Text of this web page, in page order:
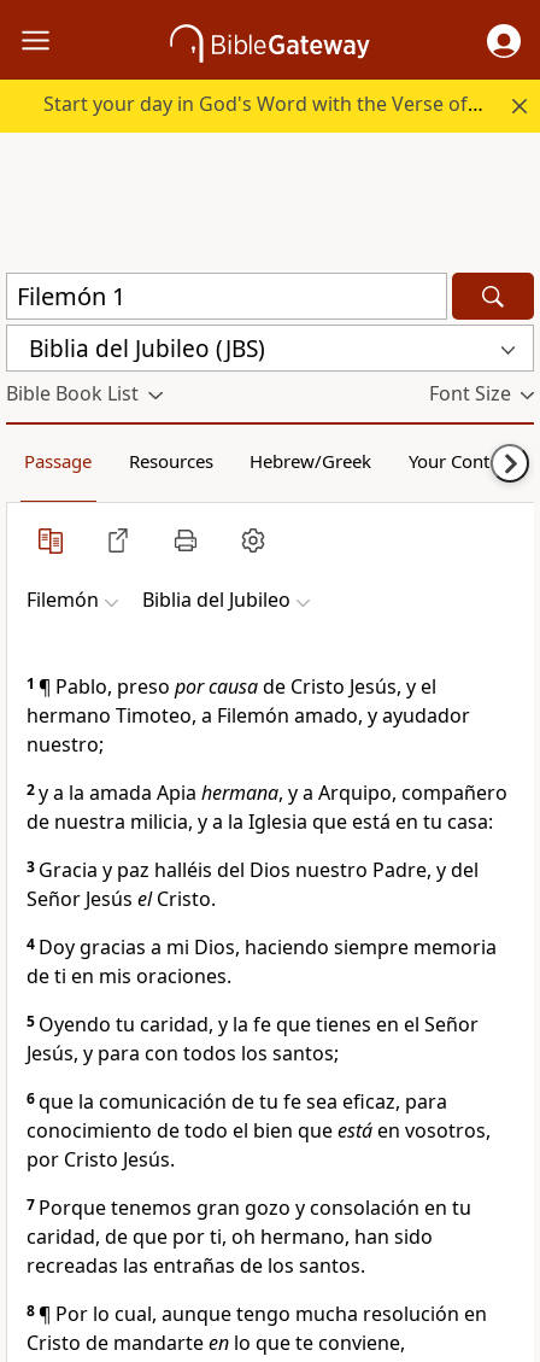
Start your day in God's Word with the Verse of the Day.
Biblia del Jubileo (JBS)
Bible Book List Font Size
Passage Resources Hebrew/Greek Your Content
Filemón Biblia del Jubileo
1 ¶ Pablo, preso por causade Cristo Jesús, y el
hermano Timoteo, a Filemón amado, y ayudador
nuestro;
2y a la amada Apia hermana, y a Arquipo, compañero
de nuestra milicia, y a la Iglesia que está en tu casa:
3 Gracia y paz halléis del Dios nuestro Padre, y del
Señor Jesús elCristo.
4 Doy gracias a mi Dios, haciendo siempre memoria
de ti en mis oraciones.
5 Oyendo tu caridad, y la fe que tienes en el Señor
Jesús, y para con todos los santos;
6que la comunicación de tu fe sea eficaz, para
conocimiento de todo el bien queestáen vosotros,
por Cristo Jesús.
7 Porque tenemos gran gozo y consolación en tu
caridad, de que por ti, oh hermano, han sido
recreadas las entrañas de los santos.
8¶ Por lo cual, aunque tengo mucha resolución en
Cristo de mandarteen lo que te conviene,